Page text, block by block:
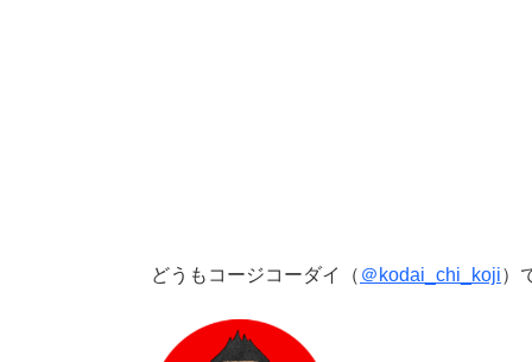
どうもコージコーダイ（ ＠kodai_chi_koji）